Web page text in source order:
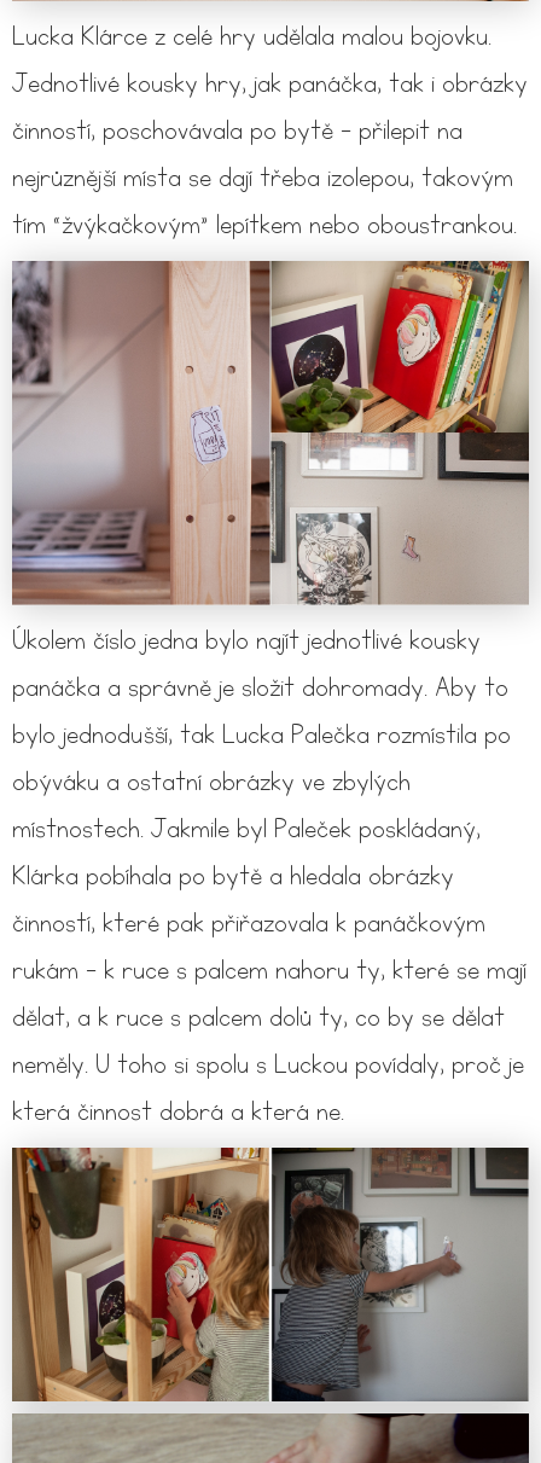
Lucka Klárce z celé hry udělala malou bojovku.
Jednotlivé kousky hry, jak panáčka, tak i obrázky
činností, poschovávala po bytě - přilepit na
nejrůznější místa se dají třeba izolepou, takovým
tím “žvýkačkovým” lepítkem nebo oboustrankou.
Úkolem číslo jedna bylo najít jednotlivé kousky
panáčka a správně je složit dohromady. Aby to
bylo jednodušší, tak Lucka Palečka rozmístila po
obýváku a ostatní obrázky ve zbylých
místnostech. Jakmile byl Paleček poskládaný,
Klárka pobíhala po bytě a hledala obrázky
činností, které pak přiřazovala k panáčkovým
rukám - k ruce s palcem nahoru ty, které se mají
dělat, a k ruce s palcem dolů ty, co by se dělat
neměly. U toho si spolu s Luckou povídaly, proč je
která činnost dobrá a která ne.